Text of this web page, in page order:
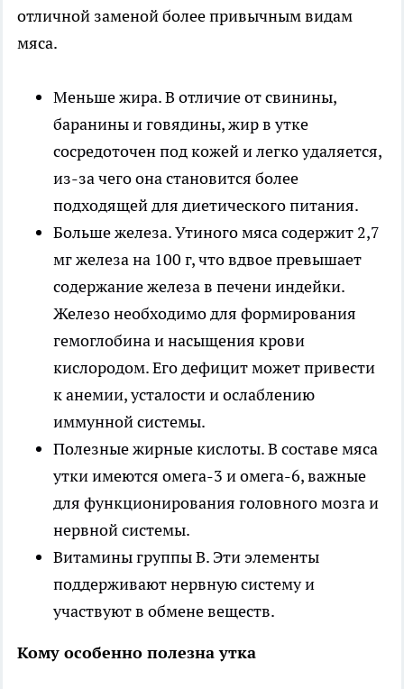
отличной заменой более привычным видам
мяса.
Меньше жира. В отличие от свинины,
баранины и говядины, жир в утке
сосредоточен под кожей и легко удаляется,
из-за чего она становится более
подходящей для диетического питания.
Больше железа. Утиного мяса содержит 2,7
мг железа на 100 г, что вдвое превышает
содержание железа в печени индейки.
Железо необходимо для формирования
гемоглобина и насыщения крови
кислородом. Его дефицит может привести
к анемии, усталости и ослаблению
иммунной системы.
Полезные жирные кислоты. В составе мяса
утки имеются омега-3 и омега-6, важные
для функционирования головного мозга и
нервной системы.
Витамины группы В. Эти элементы
поддерживают нервную систему и
участвуют в обмене веществ.
Кому особенно полезна утка